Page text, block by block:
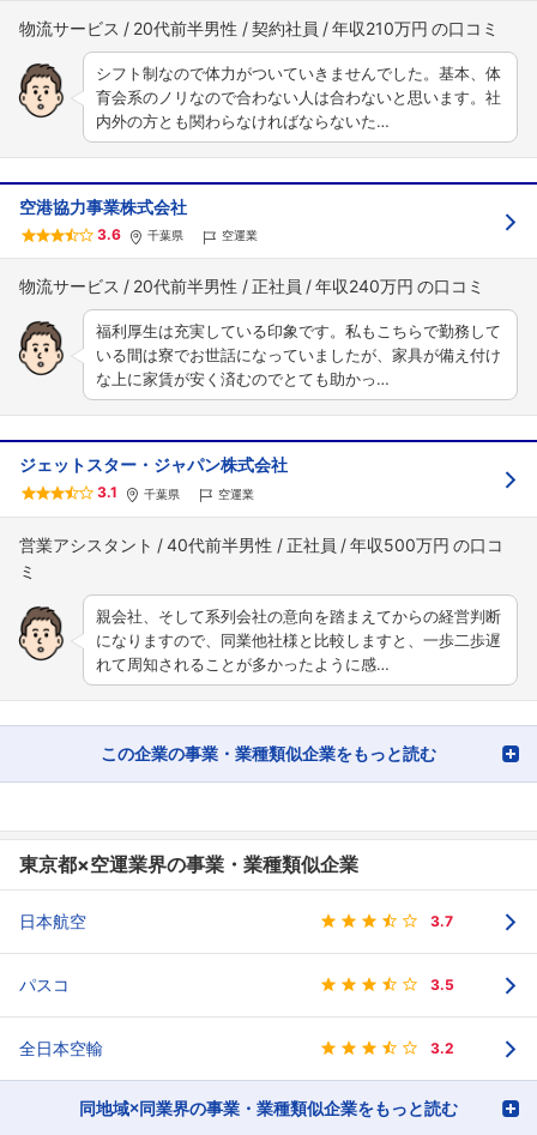
フォローしました
物流サービス 20代前半男性 契約社員 年収210万円
シフト制なので体力がついていきませんでした。基本、体
育会系のノリなので合わない人は合わないと思います。社
内外の方とも関わらなければならないた…
空港協力事業株式会社
3.6 千葉県 空運業
物流サービス 20代前半男性 正社員 年収240万円
福利厚生は充実している印象です。私もこちらで勤務して
いる間は寮でお世話になっていましたが、家具が備え付け
な上に家賃が安く済むのでとても助かっ…
ジェットスター・ジャパン株式会社
3.1 千葉県 空運業
営業アシスタント 40代前半男性 正社員 年収500万円
親会社、そして系列会社の意向を踏まえてからの経営判断
になりますので、同業他社様と比較しますと、一歩二歩遅
れて周知されることが多かったように感…
この企業の事業・業種類似企業をもっと読む
東京都×空運業界の事業・業種類似企業
日本航空 3.7
パスコ 3.5
全日本空輸 3.2
同地域×同業界の事業・業種類似企業をもっと読む